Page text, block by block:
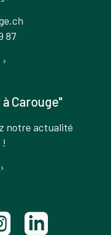
87
›
Carouge"
notre actualité
›